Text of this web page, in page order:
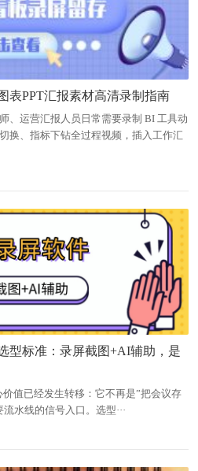
表PPT汇报素材高清录制指南
、运营汇报人员日常需要录制 BI 工具动
换、指标下钻全过程视频，插入工作汇
型标准：录屏截图+AI辅助，是
值已经发生转移：它不再是”把会议存
水线的信号入口。选型···